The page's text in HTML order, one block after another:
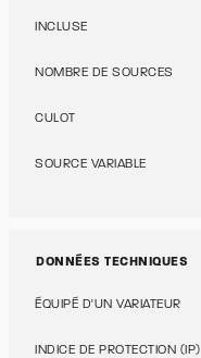
INCLUSE
NOMBRE DE SOURCES
CULOT
SOURCE VARIABLE
DONNÉES TECHNIQUES
ÉQUIPÉ D'UN VARIATEUR
INDICE DE PROTECTION (IP)